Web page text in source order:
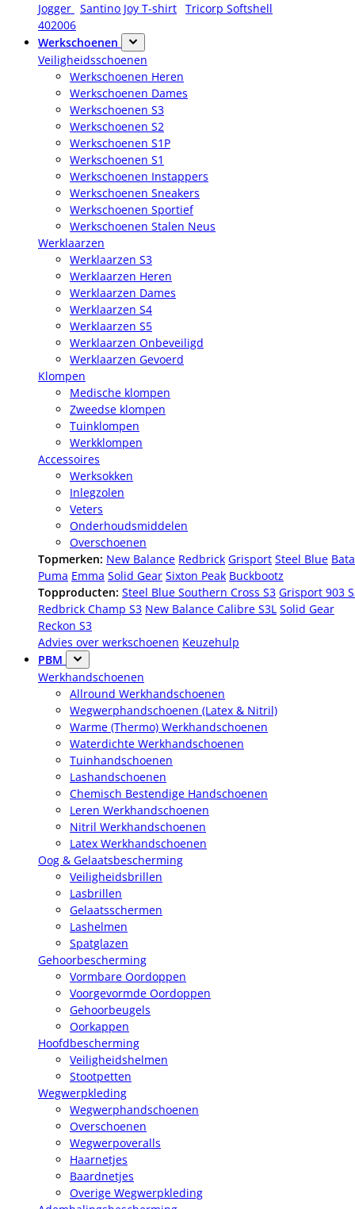
Jogger Santino Joy T-shirt Tricorp Softshell
402006
Werkschoenen
Veiligheidsschoenen
Werkschoenen Heren
Werkschoenen Dames
Werkschoenen S3
Werkschoenen S2
Werkschoenen S1P
Werkschoenen S1
Werkschoenen Instappers
Werkschoenen Sneakers
Werkschoenen Sportief
Werkschoenen Stalen Neus
Werklaarzen
Werklaarzen S3
Werklaarzen Heren
Werklaarzen Dames
Werklaarzen S4
Werklaarzen S5
Werklaarzen Onbeveiligd
Werklaarzen Gevoerd
Klompen
Medische klompen
Zweedse klompen
Tuinklompen
Werkklompen
Accessoires
Werksokken
Inlegzolen
Veters
Onderhoudsmiddelen
Overschoenen
Topmerken: New Balance Redbrick Grisport Steel Blue Bata
Puma Emma Solid Gear Sixton Peak Buckbootz
Topproducten: Steel Blue Southern Cross S3 Grisport 903
Redbrick Champ S3 New Balance Calibre S3L Solid Gear
Reckon S3
Advies over werkschoenen Keuzehulp
PBM
Werkhandschoenen
Allround Werkhandschoenen
Wegwerphandschoenen (Latex & Nitril)
Warme (Thermo) Werkhandschoenen
Waterdichte Werkhandschoenen
Tuinhandschoenen
Lashandschoenen
Chemisch Bestendige Handschoenen
Leren Werkhandschoenen
Nitril Werkhandschoenen
Latex Werkhandschoenen
Oog & Gelaatsbescherming
Veiligheidsbrillen
Lasbrillen
Gelaatsschermen
Lashelmen
Spatglazen
Gehoorbescherming
Vormbare Oordoppen
Voorgevormde Oordoppen
Gehoorbeugels
Oorkappen
Hoofdbescherming
Veiligheidshelmen
Stootpetten
Wegwerpkleding
Wegwerphandschoenen
Overschoenen
Wegwerpoveralls
Haarnetjes
Baardnetjes
Overige Wegwerpkleding